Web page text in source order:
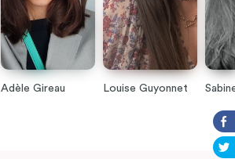
Adèle Gireau Louise Guyonnet